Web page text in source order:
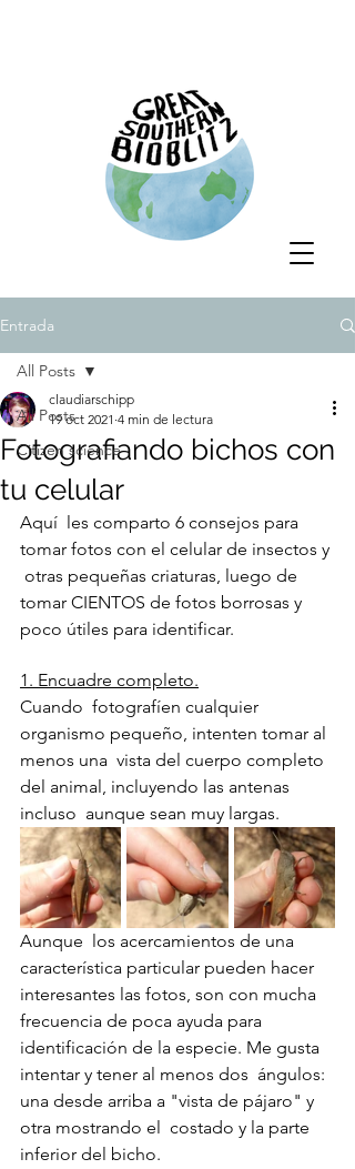
Entrada
All Posts
Citizen science
All Posts
Fotografiando bichos con
tu celular
claudiarschipp
19 oct 2021 4 min de lectura
Aquí  les comparto 6 consejos para
tomar fotos con el celular de insectos y
otras pequeñas criaturas, luego de
tomar CIENTOS de fotos borrosas y
poco útiles para identificar.
1. Encuadre completo.
Cuando  fotografíen cualquier
organismo pequeño, intenten tomar al
menos una  vista del cuerpo completo
del animal, incluyendo las antenas
incluso  aunque sean muy largas.
Aunque  los acercamientos de una
característica particular pueden hacer
interesantes las fotos, son con mucha
frecuencia de poca ayuda para
identificación de la especie. Me gusta
intentar y tener al menos dos  ángulos:
una desde arriba a "vista de pájaro" y
otra mostrando el  costado y la parte
inferior del bicho.